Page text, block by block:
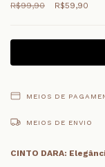
R$99,90 R$59,90
MEIOS DE
MEIOS DE ENVIO
CINTO DARA: